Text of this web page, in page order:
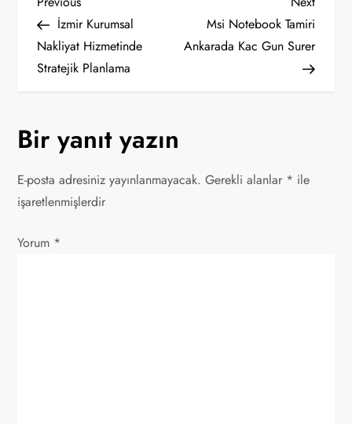
Y
a
z
ı
g
e
z
Postİzmir Kurumsal
Nakliyat Hizmetinde
Stratejik Planlama
Post
Msi Notebook Tamiri
Ankarada Kac Gun Surer
Bir yanıt yazın
E-posta adresiniz yayınlanmayacak. Gerekli alanlar * ile
işaretlenmişlerdir
Yorum *